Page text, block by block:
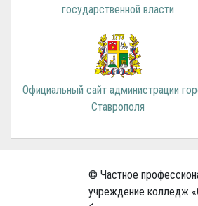
государственной власти
Официальный сайт администрации
Ставрополя
© Частное
учреждение колледж